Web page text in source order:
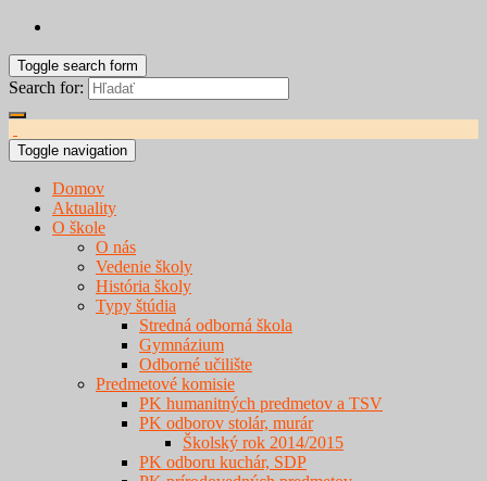
Toggle search form
Search for:
Toggle navigation
Domov
Aktuality
O škole
O nás
Vedenie školy
História školy
Typy štúdia
Stredná odborná škola
Gymnázium
Odborné učilište
Predmetové komisie
PK humanitných predmetov a TSV
PK odborov stolár, murár
Školský rok 2014/2015
PK odboru kuchár, SDP